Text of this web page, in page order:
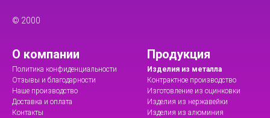
© 2000
О компании
Политика конфиденциальности
Отзывы и благодарности
Наше производство
Доставка и оплата
Контакты
Продукция
Изделия из металла
Контрактное производство
Изготовление из оцинковки
Изделия из нержавейки
Изделия из алюминия